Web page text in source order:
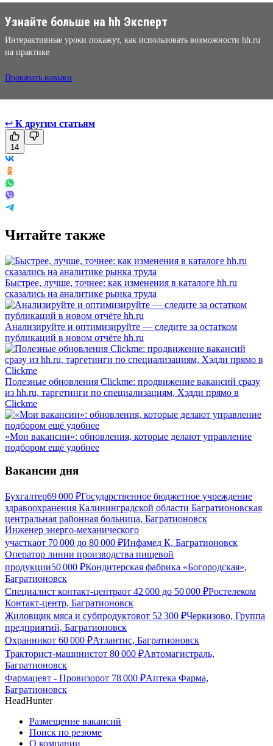
Узнайте больше на hh Эксперт
Интерактивные уроки покажут, как использовать возможности hh.ru
на практике
Прокачать навыки
↩ К другим статьям
14
Читайте также
Быстрее, лучше, точнее: как изменения в каталоге hh.ru
сказались на аналитике рынка труда
Анализируйте и оптимизируйте — следите за остатком
публикаций в новом отчёте hh.ru
Полезные обновления Clickme: продвижение вакансий сразу
из hh.ru, таргетинги по специализациям, Хэдди прямо в
Clickme
«Мои вакансии»: обновления, которые делают управление
подбором ещё удобнее
Вакансии дня
Бухгалтер69 000 ₽Государственное бюджетное учреждение
здравоохранения Калининградской области Багратионовская
центральная районная больница, Багратионовск
Инженер энерго-механического
участкаот 70 000 до 80 000 ₽Инфамед К, Багратионовск
Оператор линии производства пищевой
продукции50 000 ₽Кондитерская фабрика «Богородская»,
Багратионовск
Специалист контакт-центраот 42 000 до 50 000 ₽Ростелеком
Контакт-центр, Багратионовск
Жиловщик мяса и субпродуктовот 52 300 ₽Черкизово, Группа
предприятий, Багратионовск
Охранникот 60 000 ₽Атлантис, Багратионовск
Тракторист-машинистот 80 000 ₽Автомагистраль,
Багратионовск
Фармацевт - Провизорот 78 000 ₽Аптека Фарма,
Багратионовск
HeadHunter
Размещение вакансий
Поиск по резюме
О компании